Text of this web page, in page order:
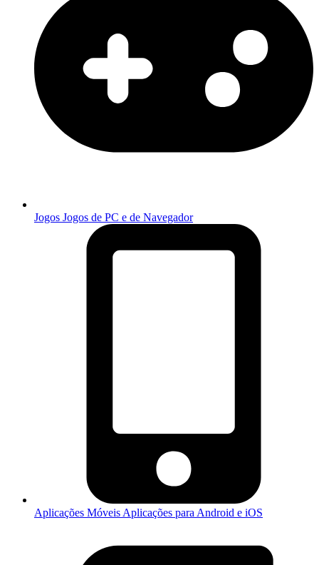
Jogos Jogos de PC e de Navegador
Aplicações Móveis Aplicações para Android e iOS